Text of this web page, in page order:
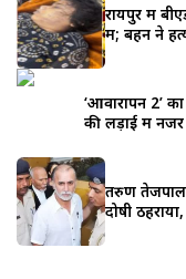
रायपुर में
में; बहन ने
‘आवारापन 2’
की लड़ाई में
तरुण तेजपाल
दोषी